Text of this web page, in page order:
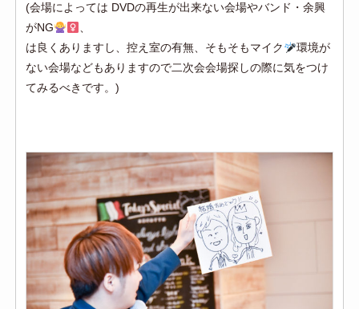
(会場によっては DVDの再生が出来ない会場やバンド・余興
がNG
、
は良くありますし、控え室の有無、そもそもマイク
環境が
ない会場などもありますので二次会会場探しの際に気をつけ
てみるべきです。)